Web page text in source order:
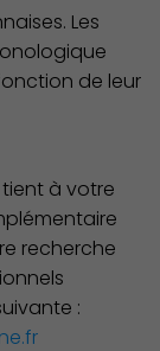
Les
de leur
tient à votre
recherche
: